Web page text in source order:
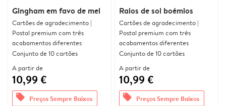
Gingham em favo de mel
Cartões de agradecimento |
Postal premium com três
acabamentos diferentes
Conjunto de 10 cartões
A partir de
10,99 €
offers Preços Sempre Baixos
Raios de sol boémios
Cartões de agradecimento |
Postal premium com três
acabamentos diferentes
Conjunto de 10 cartões
A partir de
10,99 €
offers Preços Sempre Baixos